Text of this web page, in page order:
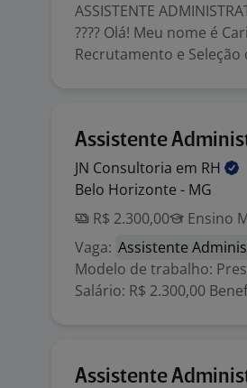
ASSISTENTE
???? Olá! Meu nome é
Recrutamento e Seleção
Assistente
JN Consultoria em RH
Belo Horizonte - MG
R$ 2.300,00
Ensino
Vaga: Assistente
Modelo de trabalho:
Salário: R$ 2.300,00
Assistente